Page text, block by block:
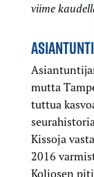
viime
mutta
tuttua
Kissoja
2016
Koljosen piti